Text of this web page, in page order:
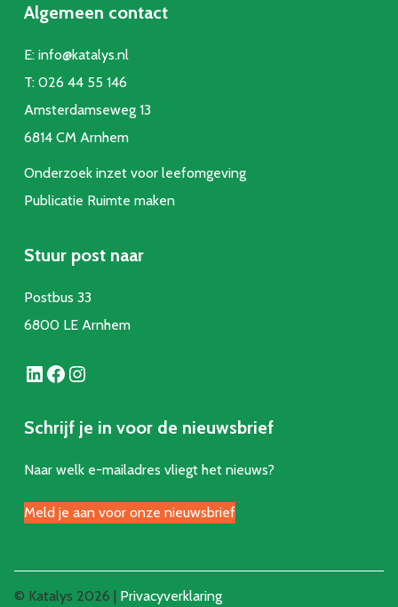
Algemeen contact
E: info@katalys.nl
T: 026 44 55 146
Amsterdamseweg 13
6814 CM Arnhem
Onderzoek inzet voor leefomgeving
Publicatie Ruimte maken
Stuur post naar
Postbus 33
6800 LE Arnhem
LinkedIn Facebook Instagram
Schrijf je in voor de nieuwsbrief
Naar welk e-mailadres vliegt het nieuws?
Meld je aan voor onze nieuwsbrief
© Katalys 2026 | Privacyverklaring